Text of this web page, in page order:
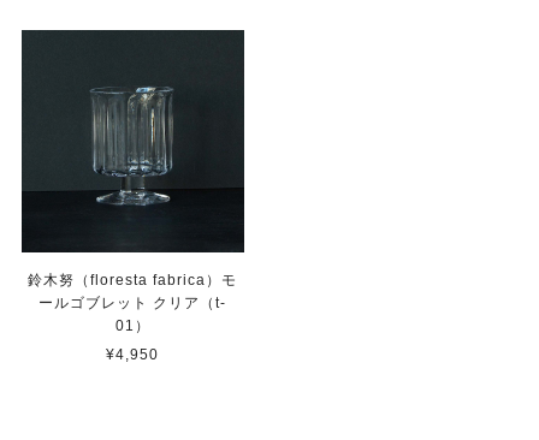
鈴木努（floresta fabrica）モ
ールゴブレット クリア（t-
01）
¥4,950